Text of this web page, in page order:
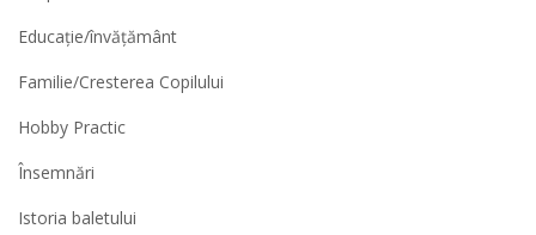
Educație/învățământ
Familie/Cresterea Copilului
Hobby Practic
Însemnări
Istoria baletului